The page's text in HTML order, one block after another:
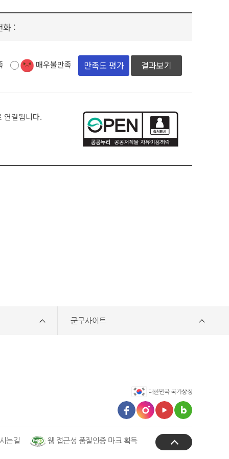
화 :
매우불만족 결과보기
연결됩니다.
군구사이트
대한민국 국가상징
는길 웹 접근성 품질인증 마크 획득